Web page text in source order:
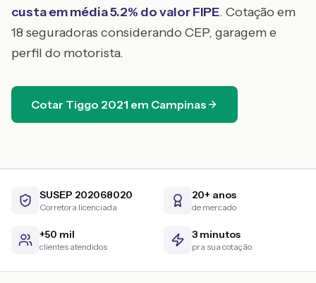
custa em média5.2% do valor FIPE. Cotação em
18 seguradoras considerando CEP, garagem e
perfil do motorista.
Cotar Tiggo 2021 em Campinas
SUSEP 202068020
Corretora licenciada
20+ anos
de mercado
+50 mil
clientes atendidos
3 minutos
pra sua cotação